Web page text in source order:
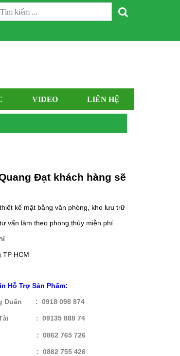
VIDEO LIÊN HỆ
Đạt khách hàng sẽ
kế mặt bằng văn phòng, kho lưu trữ
vấn làm theo phong thủy miễn phí
TP HCM
Hỗ Trợ Sản Phẩm:
Duẩn : 0918 098 874
Tài : 09135 888 74
: 0862 765 726
: 0862 755 426